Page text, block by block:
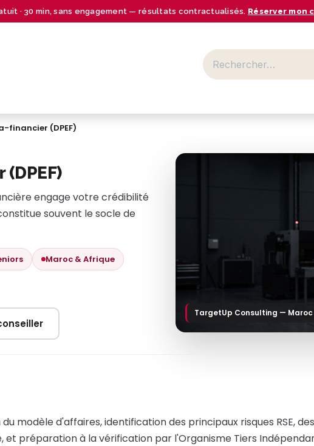
· 30 min, sans engagement — résultats contractualisés. Réserver mon
financier (DPEF)
engage votre crédibilité
souvent le socle de
Maroc & Afrique
TargetUp Consulting —
modèle d'affaires, identification des principaux risques RSE,
et préparation à la vérification par l'Organisme Tiers